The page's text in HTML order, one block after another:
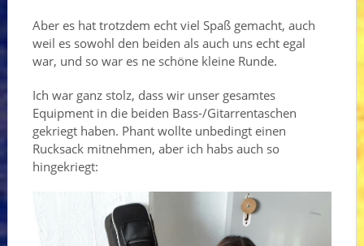
Aber es hat trotzdem echt viel Spaß gemacht, auch
weil es sowohl den beiden als auch uns echt egal
war, und so war es ne schöne kleine Runde.
Ich war ganz stolz, dass wir unser gesamtes
Equipment in die beiden Bass-/Gitarrentaschen
gekriegt haben. Phant wollte unbedingt einen
Rucksack mitnehmen, aber ich habs auch so
hingekriegt: